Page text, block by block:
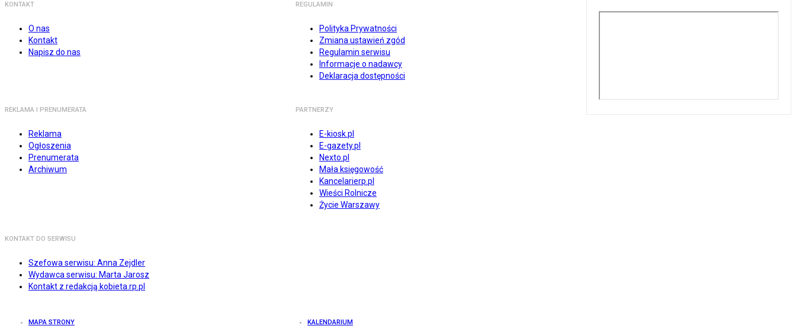
KONTAKT
O nas
Kontakt
Napisz do nas
REGULAMIN
Polityka Prywatności
Zmiana ustawień zgód
Regulamin serwisu
Informacje o nadawcy
Deklaracja dostępności
REKLAMA I PRENUMERATA
Reklama
Ogłoszenia
Prenumerata
Archiwum
PARTNERZY
E-kiosk.pl
E-gazety.pl
Nexto.pl
Mała księgowość
Kancelarierp.pl
Wieści Rolnicze
Życie Warszawy
KONTAKT DO SERWISU
Szefowa serwisu: Anna Zejdler
Wydawca serwisu: Marta Jarosz
Kontakt z redakcją kobieta.rp.pl
MAPA STRONY KALENDARIUM